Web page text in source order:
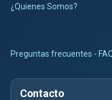
¿Quienes Somos?
Preguntas frecuentes -
Contacto